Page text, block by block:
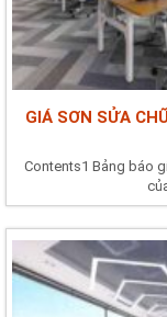
GIÁ SƠN SỬA
Contents1 Bảng báo